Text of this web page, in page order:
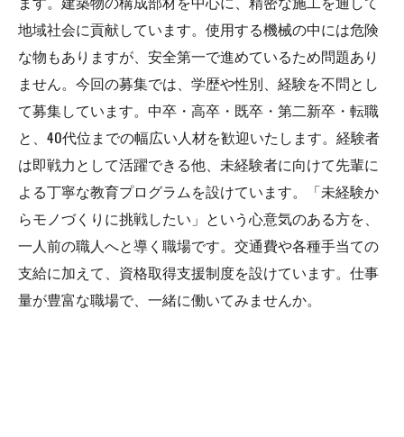
地域社会に貢献しています。使用する機械の中には危険
な物もありますが、安全第一で進めているため問題あり
ません。今回の募集では、学歴や性別、経験を不問とし
て募集しています。中卒・高卒・既卒・第二新卒・転職
と、40代位までの幅広い人材を歓迎いたします。経験者
は即戦力として活躍できる他、未経験者に向けて先輩に
よる丁寧な教育プログラムを設けています。「未経験か
らモノづくりに挑戦したい」という心意気のある方を、
一人前の職人へと導く職場です。交通費や各種手当ての
支給に加えて、資格取得支援制度を設けています。仕事
量が豊富な職場で、一緒に働いてみませんか。